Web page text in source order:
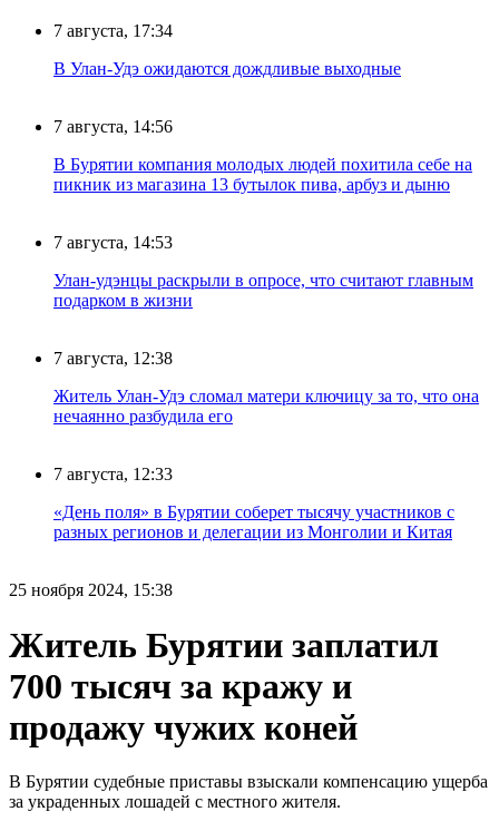
7 августа, 17:34
В Улан-Удэ ожидаются дождливые выходные
7 августа, 14:56
В Бурятии компания молодых людей похитила себе на
пикник из магазина 13 бутылок пива, арбуз и дыню
7 августа, 14:53
Улан-удэнцы раскрыли в опросе, что считают главным
подарком в жизни
7 августа, 12:38
Житель Улан-Удэ сломал матери ключицу за то, что она
нечаянно разбудила его
7 августа, 12:33
«День поля» в Бурятии соберет тысячу участников с
разных регионов и делегации из Монголии и Китая
25 ноября 2024, 15:38
Житель Бурятии заплатил
700 тысяч за кражу и
продажу чужих коней
В Бурятии судебные приставы взыскали компенсацию ущерба
за украденных лошадей с местного жителя.